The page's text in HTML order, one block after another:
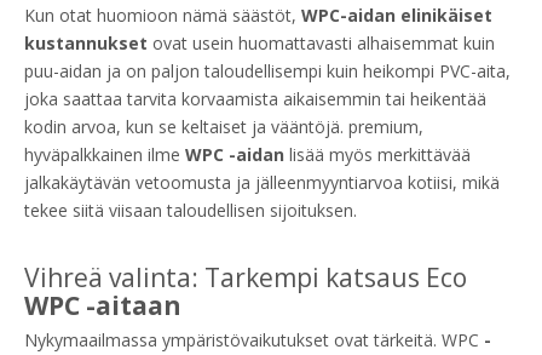
Kun otat huomioon nämä säästöt, WPC-aidan elinikäiset
kustannukset ovat usein huomattavasti alhaisemmat kuin
puu-aidan ja on paljon taloudellisempi kuin heikompi PVC-aita,
joka saattaa tarvita korvaamista aikaisemmin tai heikentää
kodin arvoa, kun se keltaiset ja vääntöjä. premium,
hyväpalkkainen ilme WPC -aidan lisää myös merkittävää
jalkakäytävän vetoomusta ja jälleenmyyntiarvoa kotiisi, mikä
tekee siitä viisaan taloudellisen sijoituksen.
Vihreä valinta: Tarkempi katsaus Eco
WPC -aitaan
Nykymaailmassa ympäristövaikutukset ovat tärkeitä. WPC -